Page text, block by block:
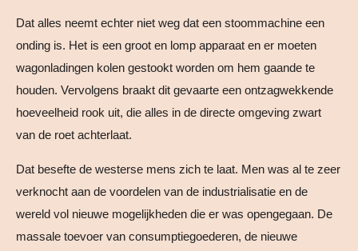
Dat alles neemt echter niet weg dat een stoommachine een
onding is. Het is een groot en lomp apparaat en er moeten
wagonladingen kolen gestookt worden om hem gaande te
houden. Vervolgens braakt dit gevaarte een ontzagwekkende
hoeveelheid rook uit, die alles in de directe omgeving zwart
van de roet achterlaat.
Dat besefte de westerse mens zich te laat. Men was al te zeer
verknocht aan de voordelen van de industrialisatie en de
wereld vol nieuwe mogelijkheden die er was opengegaan. De
massale toevoer van consumptiegoederen, de nieuwe